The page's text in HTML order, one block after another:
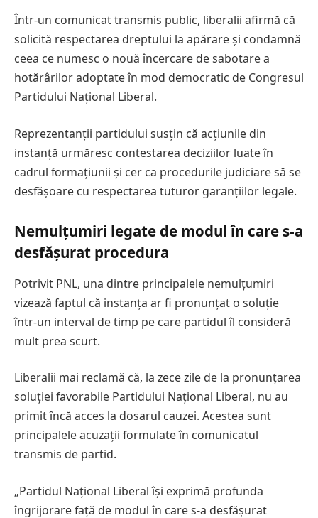
Într-un comunicat transmis public, liberalii afirmă că
solicită respectarea dreptului la apărare și condamnă
ceea ce numesc o nouă încercare de sabotare a
hotărârilor adoptate în mod democratic de Congresul
Partidului Național Liberal.
Reprezentanții partidului susțin că acțiunile din
instanță urmăresc contestarea deciziilor luate în
cadrul formațiunii și cer ca procedurile judiciare să se
desfășoare cu respectarea tuturor garanțiilor legale.
Nemulțumiri legate de modul în care s-a
desfășurat procedura
Potrivit PNL, una dintre principalele nemulțumiri
vizează faptul că instanța ar fi pronunțat o soluție
într-un interval de timp pe care partidul îl consideră
mult prea scurt.
Liberalii mai reclamă că, la zece zile de la pronunțarea
soluției favorabile Partidului Național Liberal, nu au
primit încă acces la dosarul cauzei. Acestea sunt
principalele acuzații formulate în comunicatul
transmis de partid.
„Partidul Național Liberal își exprimă profunda
îngrijorare față de modul în care s-a desfășurat